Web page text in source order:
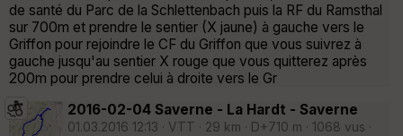
de santé du Parc de la Schlettenbach puis la RF du Ramsthal
sur 700m et prendre le sentier (X jaune) à gauche vers le
Griffon pour rejoindre le CF du Griffon que vous suivrez à
gauche jusqu'au sentier X rouge que vous quitterez après
200m pour prendre celui à droite vers le Gr
2016-02-04 Saverne - La Hardt - Saverne
01.03.2016 12:13 · VTT · 29 km · D+710 m · 1068 vus ·